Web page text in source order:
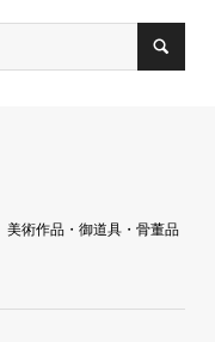
美術作品・御道具・骨董品